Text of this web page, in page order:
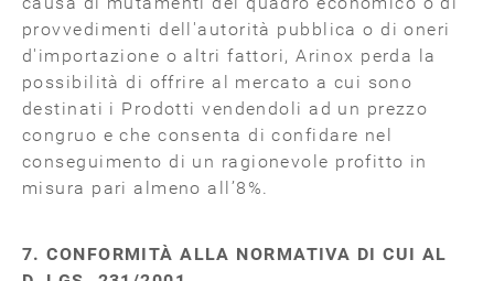
provvedimenti dell'autorità pubblica o di oneri
d'importazione o altri fattori, Arinox perda la
possibilità di offrire al mercato a cui sono
destinati i Prodotti vendendoli ad un prezzo
congruo e che consenta di confidare nel
conseguimento di un ragionevole profitto in
misura pari almeno all’8%.
7. CONFORMITÀ ALLA NORMATIVA DI CUI AL